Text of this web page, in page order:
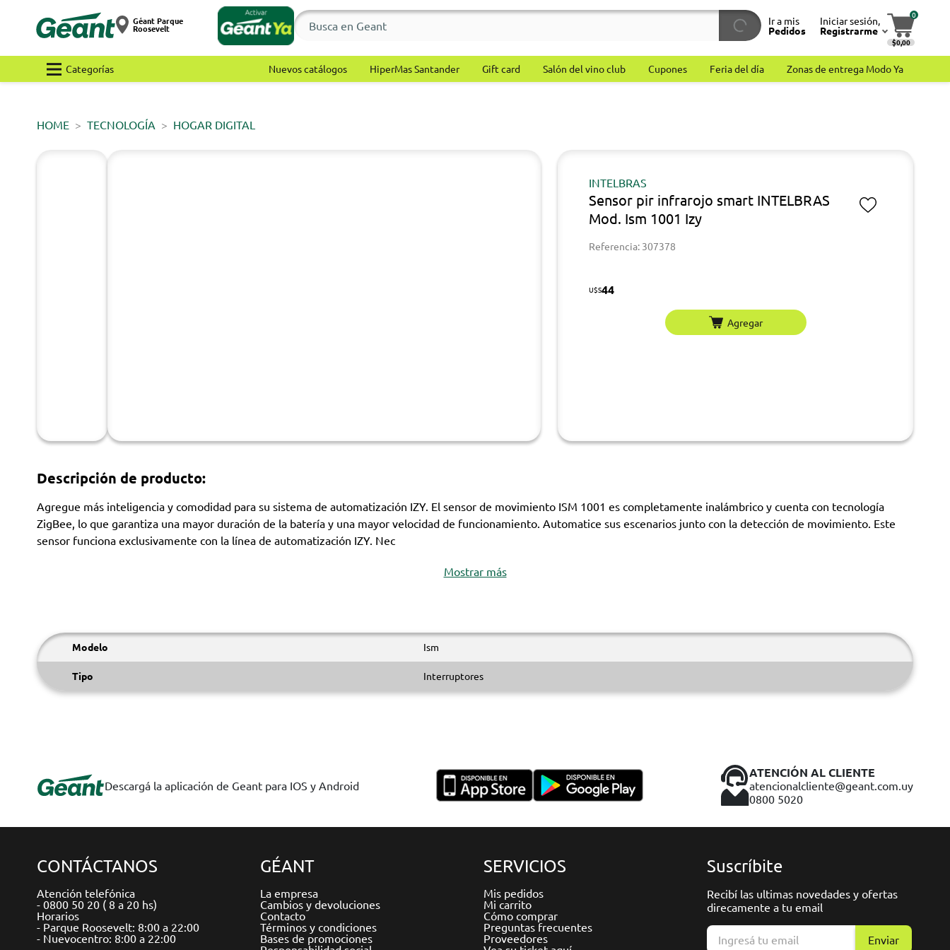
Géant Parque
Roosevelt
Ir a mis
Pedidos
Iniciar sesión,
Registrarme
0
$0,00
Categorías Nuevos catálogos HiperMas Santander Gift card Salón del vino club Cupones Feria del día Zonas de entrega Modo Ya
HOME TECNOLOGÍA HOGAR DIGITAL
INTELBRAS
Sensor pir infrarojo smart INTELBRAS
Mod. Ism 1001 Izy
Referencia: 307378
U$S44
Agregar
Descripción de producto:
Agregue más inteligencia y comodidad para su sistema de automatización IZY. El sensor de movimiento ISM 1001 es completamente inalámbrico y cuenta con tecnología
ZigBee, lo que garantiza una mayor duración de la batería y una mayor velocidad de funcionamiento. Automatice sus escenarios junto con la detección de movimiento. Este
sensor funciona exclusivamente con la línea de automatización IZY. Nec
Mostrar más
Modelo Ism
Tipo Interruptores
Descargá la aplicación de Geant para IOS y Android
ATENCIÓN AL CLIENTE
atencionalcliente@geant.com.uy
0800 5020
CONTÁCTANOS
Atención telefónica
- 0800 50 20 ( 8 a 20 hs)
Horarios
- Parque Roosevelt: 8:00 a 22:00
- Nuevocentro: 8:00 a 22:00
GÉANT
La empresa
Cambios y devoluciones
Contacto
Términos y condiciones
Bases de promociones
SERVICIOS
Mis pedidos
Mi carrito
Cómo comprar
Preguntas frecuentes
Proveedores
Suscríbite
Recibí las ultimas novedades y ofertas
direcamente a tu email
Enviar